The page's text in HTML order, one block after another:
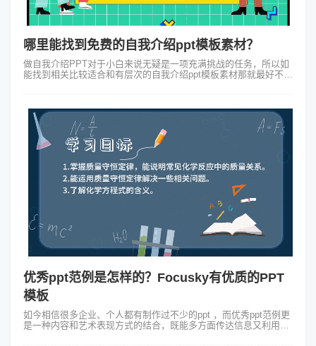
哪里能找到免费的自我介绍ppt模板素材？
做自我介绍PPT对于小白来说无疑是一项充满挑战的任务，所以如
能找到相关比较适合和有层次的自我介绍ppt模板素材那就最好不过
优秀ppt范例是怎样的？Focusky有优质的PPT
模板
如今相信很多企业、个人都有制作过不少的ppt ，而优秀ppt范例更
是一种内容和艺术表现方式的结合，既能多方面传达信息又利用视